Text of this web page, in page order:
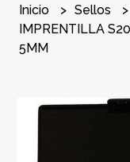
Inicio
Sellos
IMPRENTILLA
5MM